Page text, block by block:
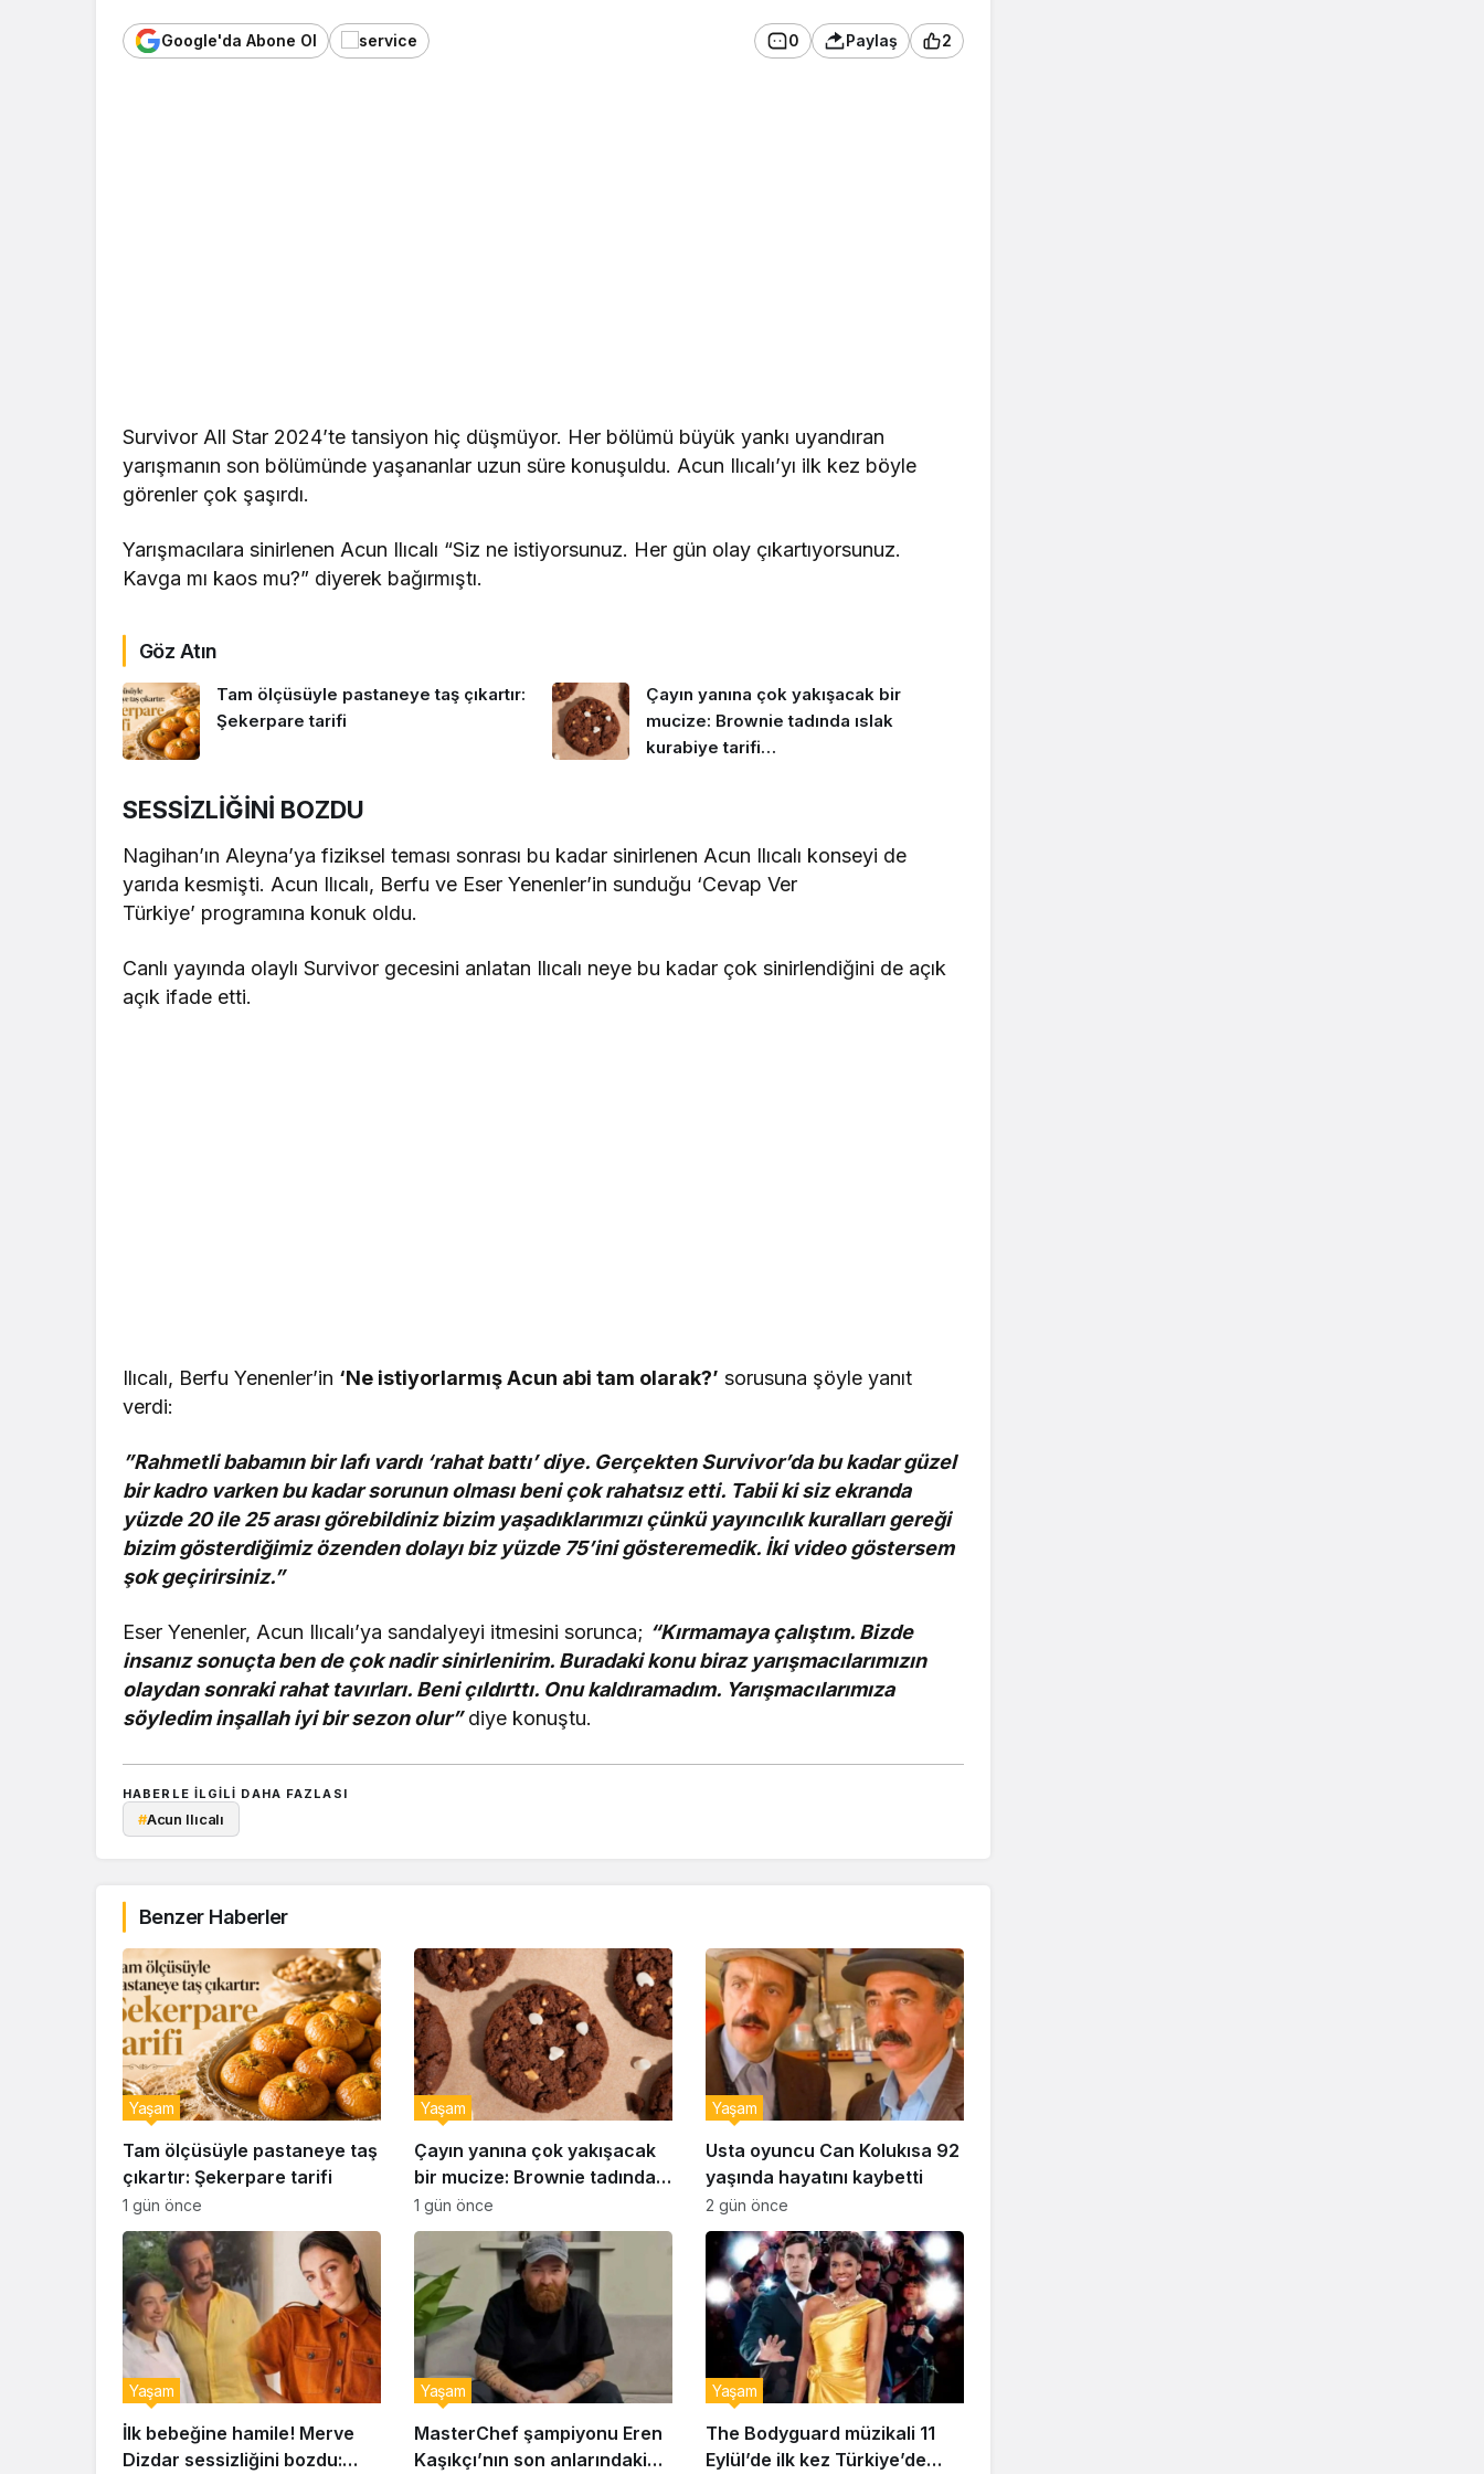
Google'da Abone Ol 0 Paylaş 2
Survivor All Star 2024’te tansiyon hiç düşmüyor. Her bölümü büyük yankı uyandıran
yarışmanın son bölümünde yaşananlar uzun süre konuşuldu. Acun Ilıcalı’yı ilk kez böyle
görenler çok şaşırdı.
Yarışmacılara sinirlenen Acun Ilıcalı “Siz ne istiyorsunuz. Her gün olay çıkartıyorsunuz.
Kavga mı kaos mu?” diyerek bağırmıştı.
Göz Atın
Tam ölçüsüyle pastaneye taş çıkartır:
Şekerpare tarifi
Çayın yanına çok yakışacak bir
mucize: Brownie tadında ıslak
kurabiye tarifi…
SESSİZLİĞİNİ BOZDU
Nagihan’ın Aleyna’ya fiziksel teması sonrası bu kadar sinirlenen Acun Ilıcalı konseyi de
yarıda kesmişti. Acun Ilıcalı, Berfu ve Eser Yenenler’in sunduğu ‘Cevap Ver
Türkiye’ programına konuk oldu.
Canlı yayında olaylı Survivor gecesini anlatan Ilıcalı neye bu kadar çok sinirlendiğini de açık
açık ifade etti.
Ilıcalı, Berfu Yenenler’in ‘Ne istiyorlarmış Acun abi tam olarak?’ sorusuna şöyle yanıt
verdi:
”Rahmetli babamın bir lafı vardı ‘rahat battı’ diye. Gerçekten Survivor’da bu kadar güzel
bir kadro varken bu kadar sorunun olması beni çok rahatsız etti. Tabii ki siz ekranda
yüzde 20 ile 25 arası görebildiniz bizim yaşadıklarımızı çünkü yayıncılık kuralları gereği
bizim gösterdiğimiz özenden dolayı biz yüzde 75’ini gösteremedik. İki video göstersem
şok geçirirsiniz.”
Eser Yenenler, Acun Ilıcalı’ya sandalyeyi itmesini sorunca; “Kırmamaya çalıştım. Bizde
insanız sonuçta ben de çok nadir sinirlenirim. Buradaki konu biraz yarışmacılarımızın
olaydan sonraki rahat tavırları. Beni çıldırttı. Onu kaldıramadım. Yarışmacılarımıza
söyledim inşallah iyi bir sezon olur”diye konuştu.
HABERLE ILGILI DAHA FAZLASI
#Acun Ilıcalı
Benzer Haberler
Tam ölçüsüyle pastaneye taş
çıkartır: Şekerpare tarifi
Yaşam
1 gün önce
Çayın yanına çok yakışacak
bir mucize: Brownie tadında
ıslak kurabiye tarifi…
Yaşam
1 gün önce
Usta oyuncu Can Kolukısa 92
yaşında hayatını kaybetti
Yaşam
2 gün önce
İlk bebeğine hamile! Merve
Dizdar sessizliğini bozdu:
Yaşam
MasterChef şampiyonu Eren
Kaşıkçı’nın son anlarındaki
Yaşam
The Bodyguard müzikali 11
Eylül’de ilk kez Türkiye’de
Yaşam